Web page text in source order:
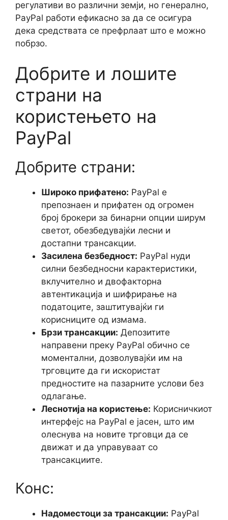
регулативи во различни земји, но генерално,
PayPal работи ефикасно за да се осигура
дека средствата се префрлаат што е можно
побрзо.
Добрите и лошите
страни на
користењето на
PayPal
Добрите страни:
Широко прифатено: PayPal е
препознаен и прифатен од огромен
број брокери за бинарни опции ширум
светот, обезбедувајќи лесни и
достапни трансакции.
Засилена безбедност: PayPal нуди
силни безбедносни карактеристики,
вклучително и двофакторна
автентикација и шифрирање на
податоците, заштитувајќи ги
корисниците од измама.
Брзи трансакции: Депозитите
направени преку PayPal обично се
моментални, дозволувајќи им на
трговците да ги искористат
предностите на пазарните услови без
одлагање.
Леснотија на користење: Корисничкиот
интерфејс на PayPal е јасен, што им
олеснува на новите трговци да се
движат и да управуваат со
трансакциите.
Конс:
Надоместоци за трансакции: PayPal